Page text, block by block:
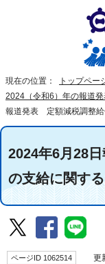
現在の位置： トップペー
2024（令和6）年の報道
報道発表 定額減税調整給
2024年6月28
の支給に関す
ページID 1062514 更